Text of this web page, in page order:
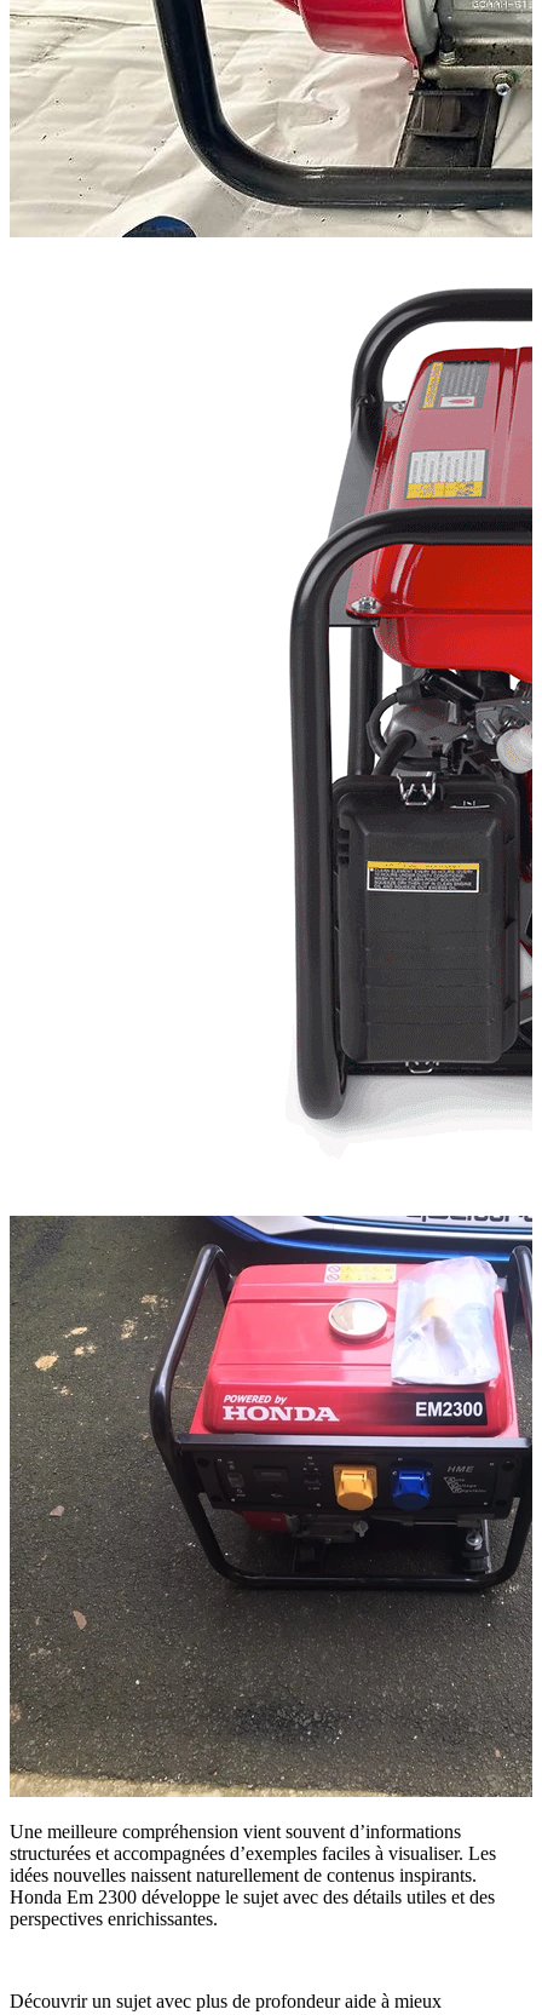
Une meilleure compréhension vient souvent d’informations
structurées et accompagnées d’exemples faciles à visualiser. Les
idées nouvelles naissent naturellement de contenus inspirants.
Honda Em 2300 développe le sujet avec des détails utiles et des
perspectives enrichissantes.
Découvrir un sujet avec plus de profondeur aide à mieux